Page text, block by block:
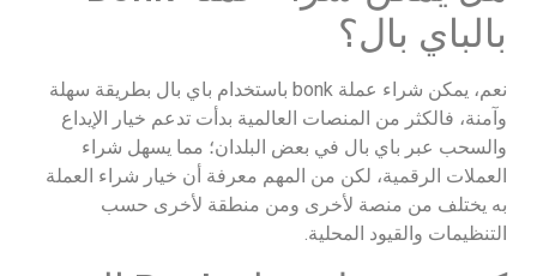
بالباي بال؟
نعم، يمكن شراء عملة bonk باستخدام باي بال بطريقة سهلة
وآمنة، فالكثر من المنصات العالمية بدأت تدعم خيار الإيداع
والسحب عبر باي بال في بعض البلدان؛ مما يسهل شراء
العملات الرقمية، لكن من المهم معرفة أن خيار شراء العملة
به يختلف من منصة لأخرى ومن منطقة لأخرى حسب
التنظيمات والقيود المحلية.